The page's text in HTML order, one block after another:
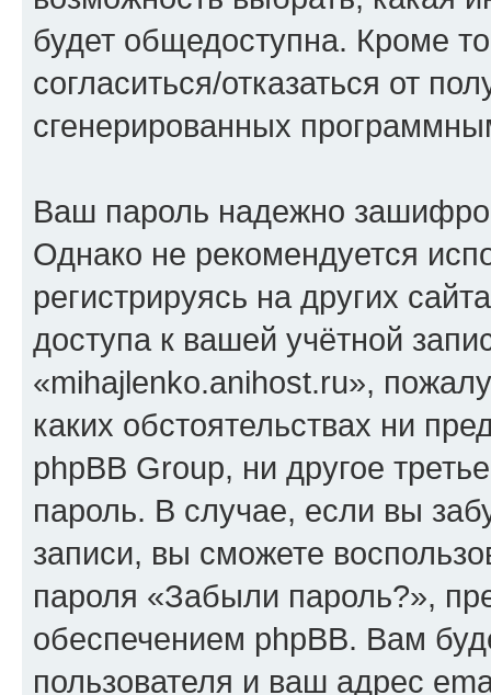
будет общедоступна. Кроме
согласиться/отказаться от
сгенерированных
Ваш пароль надежно
Однако не рекомендуется
регистрируясь на других
доступа к вашей учётной
«mihajlenko.anihost.ru»,
каких обстоятельствах ни
phpBB Group, ни другое
пароль. В случае, если вы
записи, вы сможете
пароля «Забыли пароль?»,
обеспечением phpBB. Вам
пользователя и ваш адрес